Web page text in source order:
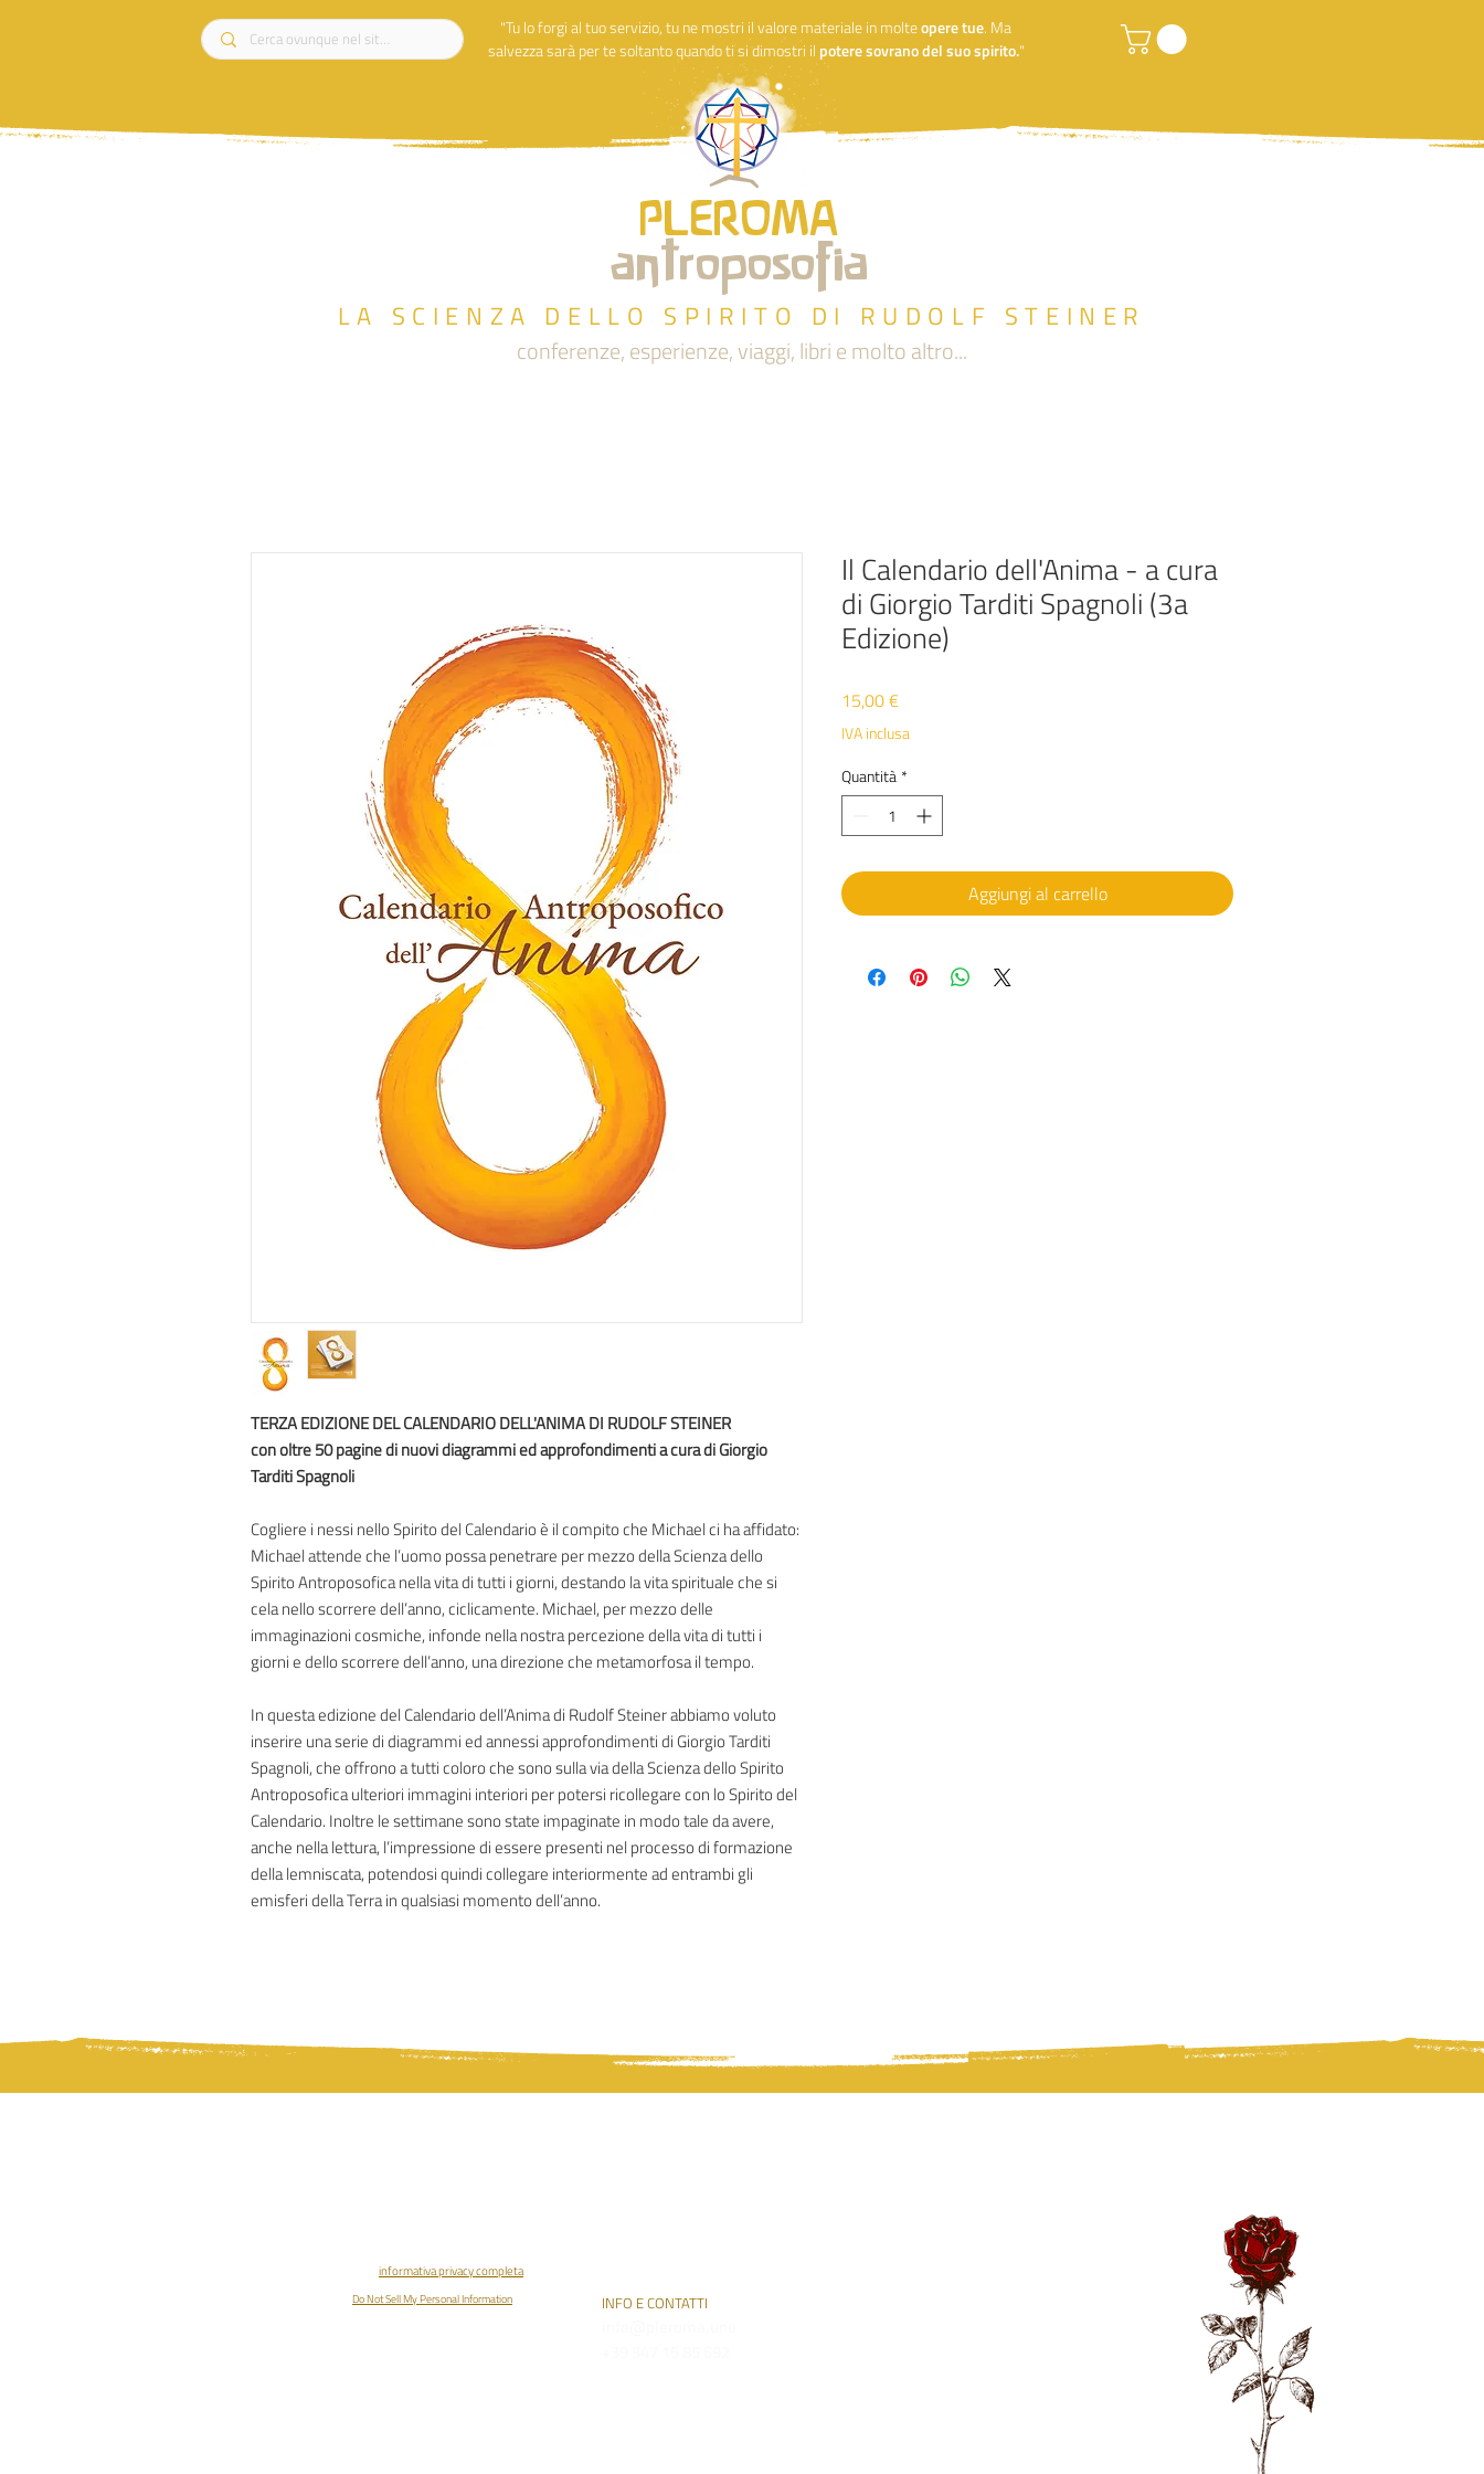
"Tu lo forgi al tuo servizio, tu ne mostri il valore materiale in molteoperetue. Ma
salvezza sarà per te soltanto quando ti si dimostri il potere sovrano del suo spirito."
PLEROMA
antroposofia
LA SCIENZA DELLO SPIRITO DI RUDOLF STEINER
conferenze, esperienze, viaggi, libri e molto altro...
TERZA EDIZIONE DEL CALENDARIO DELL'ANIMA DI RUDOLF STEINER
con oltre 50 pagine di nuovi diagrammi ed approfondimenti a cura di Giorgio
Tarditi Spagnoli
Cogliere i nessi nello Spirito del Calendario è il compito che Michael ci ha affidato:
Michael attende che l’uomo possa penetrare per mezzo della Scienza dello
Spirito Antroposofica nella vita di tutti i giorni, destando la vita spirituale che si
cela nello scorrere dell’anno, ciclicamente. Michael, per mezzo delle
immaginazioni cosmiche, infonde nella nostra percezione della vita di tutti i
giorni e dello scorrere dell’anno, una direzione che metamorfosa il tempo.
In questa edizione del Calendario dell’Anima di Rudolf Steiner abbiamo voluto
inserire una serie di diagrammi ed annessi approfondimenti di Giorgio Tarditi
Spagnoli, che offrono a tutti coloro che sono sulla via della Scienza dello Spirito
Antroposofica ulteriori immagini interiori per potersi ricollegare con lo Spirito del
Calendario. Inoltre le settimane sono state impaginate in modo tale da avere,
anche nella lettura, l’impressione di essere presenti nel processo di formazione
della lemniscata, potendosi quindi collegare interiormente ad entrambi gli
emisferi della Terra in qualsiasi momento dell’anno.
Il Calendario dell'Anima - a cura
di Giorgio Tarditi Spagnoli (3a
Edizione)
15,00 €Prezzo
IVA inclusa
Quantità *
Aggiungi al carrello
informativa privacy completa
Do Not Sell My Personal Information INFO E CONTATTI